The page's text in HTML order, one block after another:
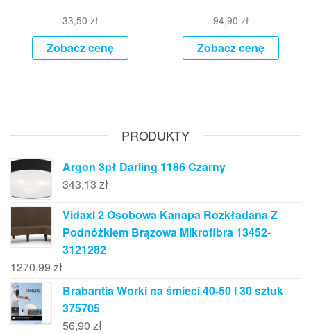
33,50 zł
Zobacz cenę
94,90zł
Zobacz cenę
PRODUKTY
Argon 3pł Darling 1186 Czarny
343,13 zł
Vidaxl 2 Osobowa Kanapa Rozkładana Z
Podnóżkiem Brązowa Mikrofibra 13452-
3121282
1270,99 zł
Brabantia Worki na śmieci 40-50 l 30 sztuk
375705
56,90 zł